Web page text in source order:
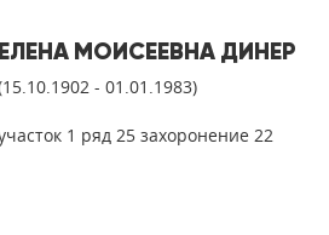
ЕЛЕНА МОИСЕЕВНА ДИНЕР
- 01.01.1983)
1 ряд 25 захоронение 22